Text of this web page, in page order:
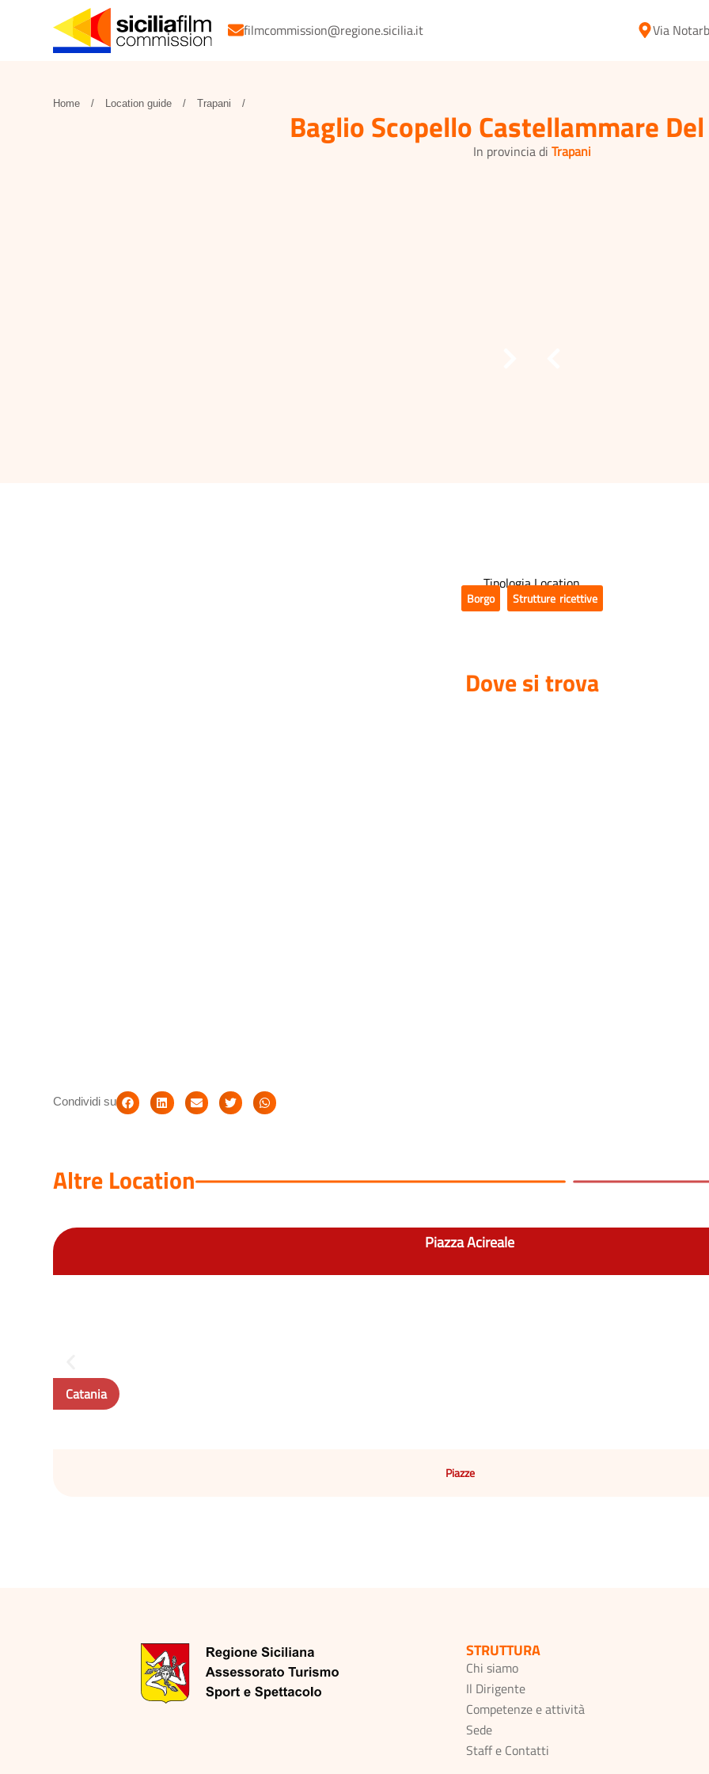
filmcommission@regione.sicilia.it Via
Home / Location guide / Trapani /
Baglio Scopello Castellammare
In provincia di Trapani
Tipologia Location
Borgo Strutture ricettive
Dove si trova
Condividi su
Altre Location
Piazza Acireale
Catania
Piazze
STRUTTURA
Chi siamo
Il Dirigente
Competenze e attività
Sede
Staff e Contatti